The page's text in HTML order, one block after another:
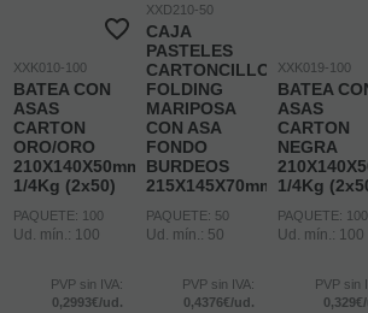
XXK010-100
BATEA CON
ASAS
CARTON
ORO/ORO
210X140X50mm
1/4Kg (2x50)
PAQUETE: 100
Ud. mín.: 100
PVP sin IVA:
0,2993€/ud.
XXD210-50
CAJA
PASTELES
CARTONCILLO
FOLDING
MARIPOSA
CON ASA
FONDO
BURDEOS
215X145X70mm
PAQUETE: 50
Ud. mín.: 50
PVP sin IVA:
0,4376€/ud.
XXK019-100
BATEA
ASAS
CARTON
NEGRA
1/4Kg
PAQUETE: 100
Ud. mín.: 100
PVP sin
cómo puede retirar su consentimiento y
Si desea navegar solo con las cookies
BLOQUEAR COOKIES